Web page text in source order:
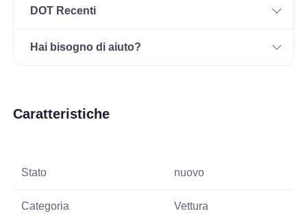
DOT Recenti
Hai bisogno di aiuto?
Caratteristiche
Stato nuovo
Categoria Vettura